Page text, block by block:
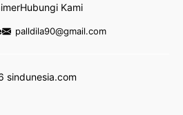
Hubungi Kami
palldila90@gmail.com
sindunesia.com